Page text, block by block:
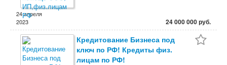
24 апреля
2023
24 000 000 руб.
Кредитование Бизнеса под
ключ по РФ! Кредиты физ.
лицам по РФ!